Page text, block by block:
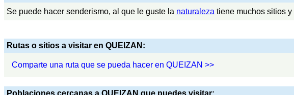
Se puede hacer senderismo, al que le guste la naturaleza tiene muchos sitios y
Rutas o sitios a visitar en QUEIZAN:
Comparte una ruta que se pueda hacer en QUEIZAN >>
Poblaciones cercanas a QUEIZAN que puedes visitar: